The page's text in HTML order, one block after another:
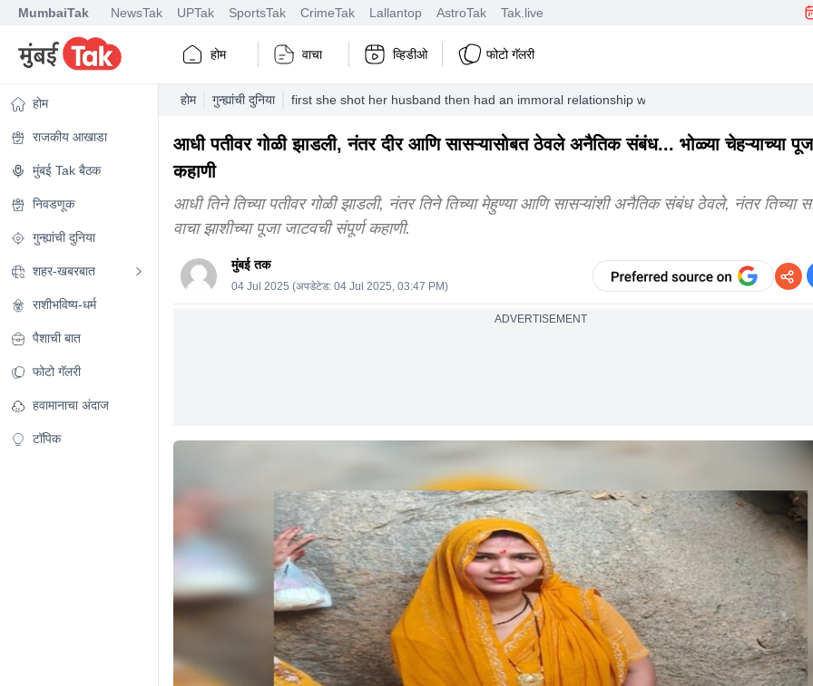
MumbaiTak NewsTak UPTak SportsTak CrimeTak Lallantop AstroTak Tak.live
होम वाचा व्हिडीओ फोटो गॅलरी
होम
राजकीय आखाडा
मुंबई Tak बैठक
निवडणूक
गुन्ह्यांची दुनिया
शहर-खबरबात
राशीभविष्य-धर्म
पैशाची बात
फोटो गॅलरी
हवामानाचा अंदाज
टॉपिक
होम गुन्ह्यांची दुनिया first she shot her husband then had an immoral relationship with her brother in law and
आधी पतीवर गोळी झाडली, नंतर दीर आणि सासऱ्यासोबत ठेवले अनैतिक संबंध... भोळ्या चेहऱ्याच्या
कहाणी
आधी तिने तिच्या पतीवर गोळी झाडली, नंतर तिने तिच्या मेहुण्या आणि सासऱ्यांशी अनैतिक संबंध ठेवले, नंतर तिच्या
वाचा झाशीच्या पूजा जाटवची संपूर्ण कहाणी.
मुंबई तक
04 Jul 2025 (अपडेटेड: 04 Jul 2025, 03:47 PM)
ADVERTISEMENT